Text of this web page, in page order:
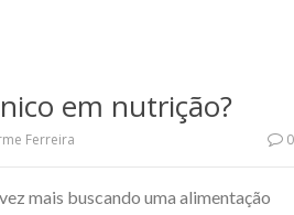
em nutrição?
Ferreira 0
mais buscando uma alimentação